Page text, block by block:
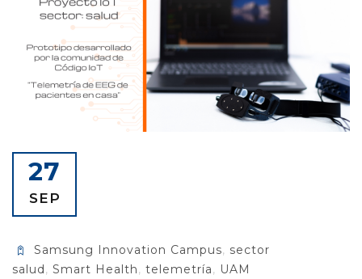
27
SEP
Samsung Innovation Campus, sector
salud, Smart Health, telemetría, UAM